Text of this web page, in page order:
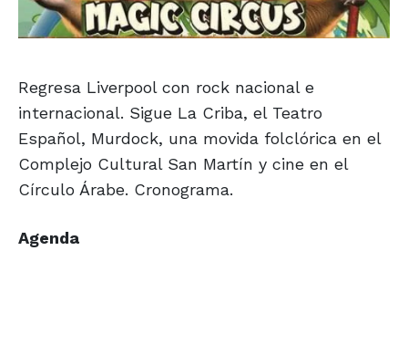
Regresa Liverpool con rock nacional e
internacional. Sigue La Criba, el Teatro
Español, Murdock, una movida folclórica en el
Complejo Cultural San Martín y cine en el
Círculo Árabe. Cronograma.
Agenda